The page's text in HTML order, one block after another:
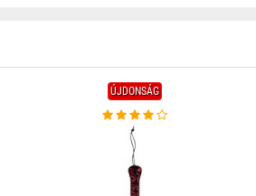
ÚJDONSÁG